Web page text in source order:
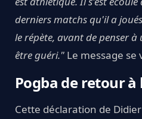
derniers matchs qu'il a
le répète, avant de penser
être guéri." Le message se
Pogba de retour
Cette déclaration de